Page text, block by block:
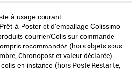
à usage courant
à-Poster et d'emballage Colissimo
courrier/Colis sur commande
recommandés (hors objets sous
Chronopost et valeur déclarée)
en instance (hors Poste Restante,